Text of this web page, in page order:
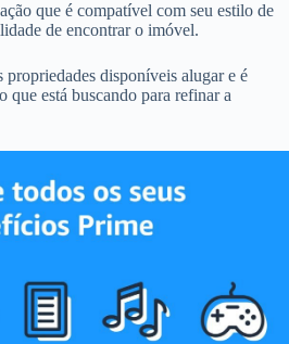
que é compatível com seu estilo de
de encontrar o imóvel.
disponíveis alugar e é
que está buscando para refinar a